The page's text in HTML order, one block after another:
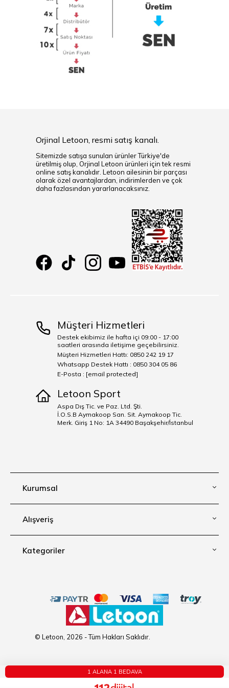
Orjinal Letoon, resmi satış kanalı.
Sitemizde satışa sunulan ürünler Türkiye'de
üretilmiş olup, Orjinal Letoon ürünleri için tek resmi
online satış kanalıdır. Letoon ailesinin bir parçası
olarak özel avantajlardan, indirimlerden ve çok
daha fazlasından yararlanacaksınız.
Kurumsal
Alışveriş
Kategoriler
Müşteri Hizmetleri
Destek ekibimiz ile hafta içi 09:00 - 17:00
saatleri arasında iletişime geçebilirsiniz.
Müşteri Hizmetleri Hattı: 0850 242 19 17
Whatsapp Destek Hattı : 0850 304 05 86
E-Posta : [email protected]
Letoon Sport
Aspa Dış Tic. ve Paz. Ltd. Şti.
İ.O.S.B Aymakoop San. Sit. Aymakoop Tic.
Merk. Giriş 1 No: 1A 34490 Başakşehir/İstanbul
© Letoon, 2026 - Tüm Hakları Saklıdır.
1 ALANA 1 BEDAVA